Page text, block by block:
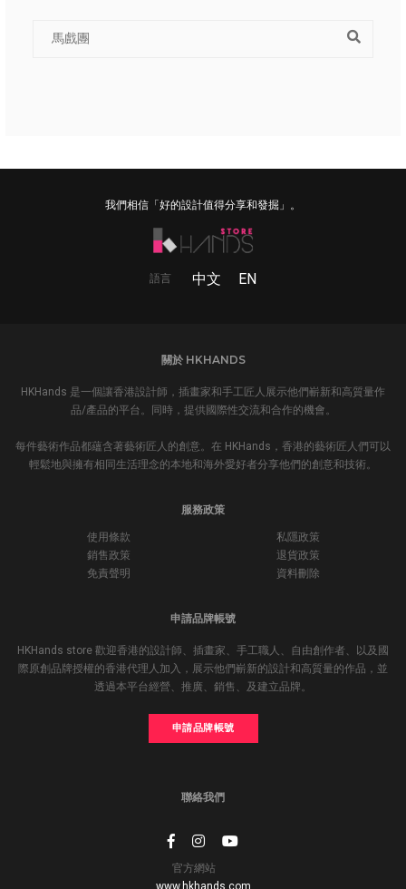
我們相信「好的設計值得分享和發掘」。
語言 中文 EN
關於 HKHANDS
HKHands 是一個讓香港設計師，插畫家和手工匠人展示他們嶄新和高質量作
品/產品的平台。同時，提供國際性交流和合作的機會。
每件藝術作品都蘊含著藝術匠人的創意。在 HKHands，香港的藝術匠人們可以
輕鬆地與擁有相同生活理念的本地和海外愛好者分享他們的創意和技術。
服務政策
使用條款
私隱政策
銷售政策
退貨政策
免責聲明
資料刪除
申請品牌帳號
HKHands store 歡迎香港的設計師、插畫家、手工職人、自由創作者、以及國
際原創品牌授權的香港代理人加入，展示他們嶄新的設計和高質量的作品，並
透過本平台經營、推廣、銷售、及建立品牌。
申請品牌帳號
聯絡我們
官方網站
www.hkhands.com